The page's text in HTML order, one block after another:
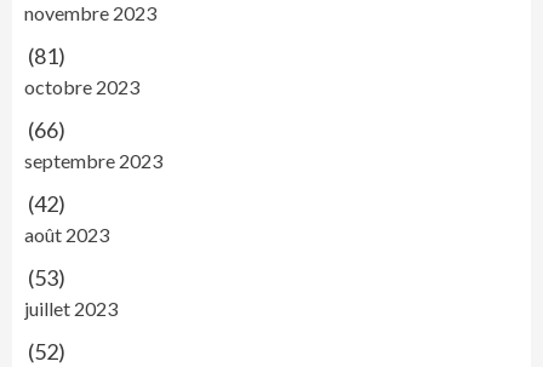
novembre 2023
(81)
octobre 2023
(66)
septembre 2023
(42)
août 2023
(53)
juillet 2023
(52)